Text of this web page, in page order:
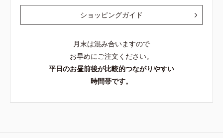
ショッピングガイド
月末は混み合いますので
お早めにご注文ください。
平日のお昼前後が比較的つながりやすい
時間帯です。